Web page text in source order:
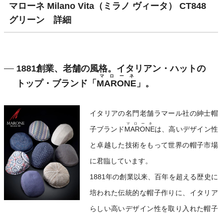
マローネ Milano Vita（ミラノ ヴィータ） CT848
グリーン 詳細
1881創業、老舗の風格。イタリアン・ハットの
トップ・ブランド「 MARONE
マローネ
」。
イタリアの名門老舗ラマール社の紳士帽
子ブランドMARONE
マローネ
は、高いデザイン性
と卓越した技術をもって世界の帽子市場
に君臨しています。
1881年の創業以来、百年を超える歴史に
培われた伝統的な帽子作りに、イタリア
らしい高いデザイン性を取り入れた帽子